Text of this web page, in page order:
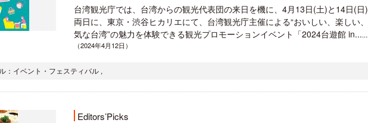
台湾観光庁では、台湾からの観光代表団の来日を機に、4月13日(土)と14日(日
両日に、東京・渋谷ヒカリエにて、台湾観光庁主催による“おいしい、楽しい
気な台湾”の魅力を体験できる観光プロモーションイベント「2024台遊館 in...
（2024年4月12日）
：イベント・フェスティバル ,
Editors’Picks